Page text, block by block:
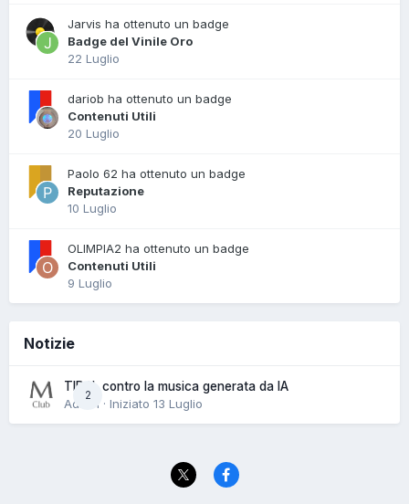
Jarvis ha ottenuto un badge
Badge del Vinile Oro
22 Luglio
dariob ha ottenuto un badge
Contenuti Utili
20 Luglio
Paolo 62 ha ottenuto un badge
Reputazione
10 Luglio
OLIMPIA2 ha ottenuto un badge
Contenuti Utili
9 Luglio
Notizie
2
TIDAL contro la musica generata da IA
Admin · Iniziato 13 Luglio